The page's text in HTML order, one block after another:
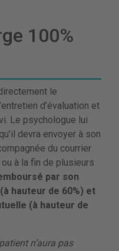
100%
le
d’évaluation et
Le psychologue lui
devra envoyer à son
du courrier
à la fin de plusieurs
par son
hauteur de 60%) et
(à hauteur de
n’aura pas